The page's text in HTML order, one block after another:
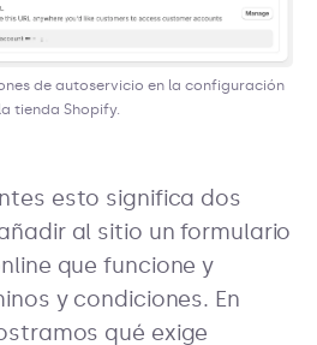
de autoservicio en la configuración
tienda Shopify.
esto significa dos
al sitio un formulario
que funcione y
y condiciones. En
qué exige